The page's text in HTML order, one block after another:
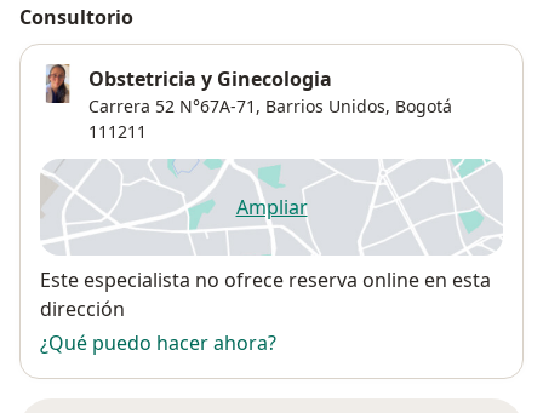
Consultorio
Obstetricia y Ginecologia
Carrera 52 N°67A-71, Barrios Unidos, Bogotá
111211
Ampliarse abre en una nueva
Disponibilidad
Este especialista no ofrece reserva online en esta
dirección
¿Qué puedo hacer ahora?